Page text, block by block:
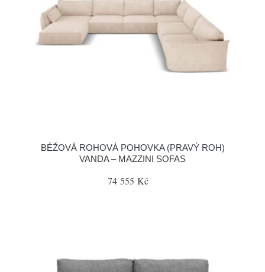
BÉŽOVÁ ROHOVÁ POHOVKA (PRAVÝ ROH)
VANDA – MAZZINI SOFAS
74 555 Kč